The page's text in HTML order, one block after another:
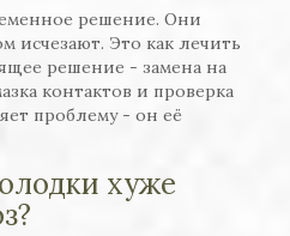
решение. Они
исчезают. Это как лечить
решение - замена на
контактов и проверка
проблему - он её
хуже